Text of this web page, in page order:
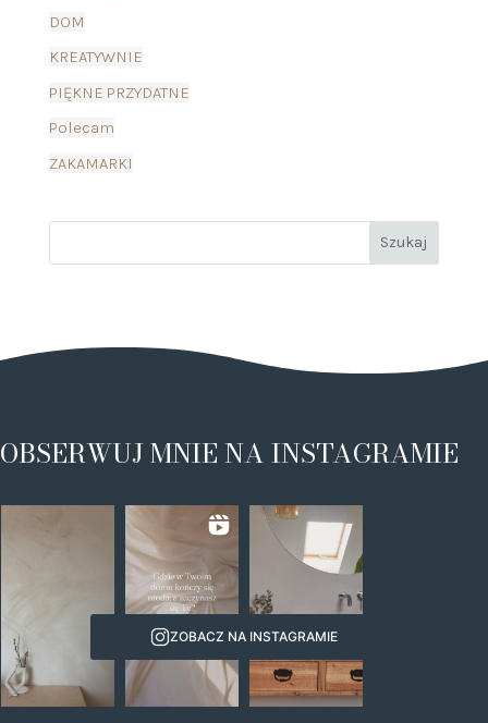
DOM
KREATYWNIE
PIĘKNE PRZYDATNE
Polecam
ZAKAMARKI
OBSERWUJ MNIE NA INSTAGRAMIE
ZOBACZ NA INSTAGRAMIE